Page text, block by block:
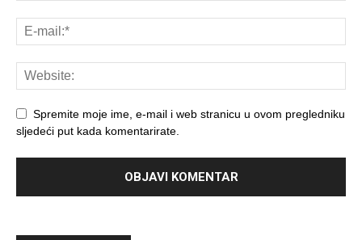
Spremite moje ime, e-mail i web stranicu u ovom pregledniku
sljedeći put kada komentarirate.